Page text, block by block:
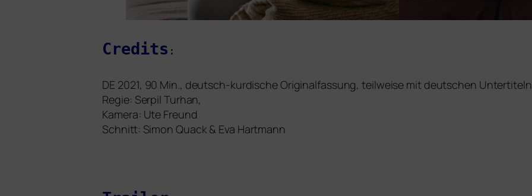
Credits :
DE 2021, 90 Min., deutsch-kur­di­sche Originalfassung, teil­wei­se mit deut­schen Untertiteln
Regie: Serpil Turhan,
Kamera: Ute Freund
Schnitt: Simon Quack& Eva Hartmann